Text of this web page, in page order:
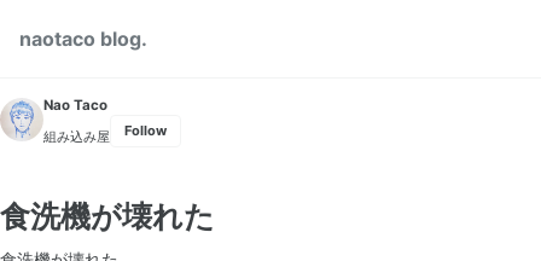
naotaco blog.
Nao Taco
組み込み屋
Follow
食洗機が壊れた